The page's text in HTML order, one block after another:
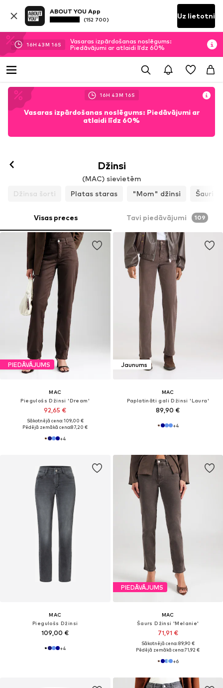
ABOUT YOU App
(152 700) Uz lietotni
16H 43M 14S
Vasaras izpārdošanas noslēgums:
Piedāvājumi ar atlaidi līdz 60%
16H 43M 14S
Vasaras izpārdošanas noslēgums: Piedāvājumi ar
atlaidi līdz 60%
Džinsi
(MAC) sievietēm
Džinsa šorti
Platas staras "Mom" džinsi Šauri
Visas preces Tavi piedāvājumi 109
PIEDĀVĀJUMS
MAC
Piegulošs Džinsi 'Dream'
92,65 €
Sākotnējā cena: 109,00 €
Pēdējā zemākā cena:87,20 €
+4
Jaunums
MAC
Paplatināti gali Džinsi 'Laura'
89,90 €
+4
MAC
Piegulošs Džinsi
109,00 €
+4
PIEDĀVĀJUMS
MAC
Šaurs Džinsi 'Melanie'
71,91 €
Sākotnējā cena: 89,90 €
Pēdējā zemākā cena:71,92 €
+6